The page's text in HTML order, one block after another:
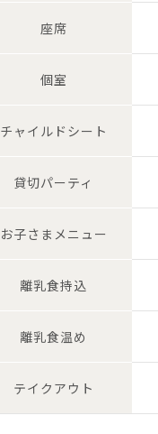
座席
個室
チャイルド シート
貸切パーティ
お子さま メニュー
離乳食持込
離乳食温め
テイク アウト